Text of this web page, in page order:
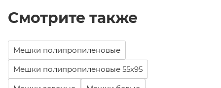
Смотрите также
Мешки полипропиленовые
Мешки полипропиленовые 55х95